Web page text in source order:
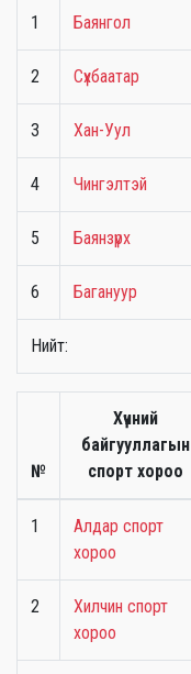
1 Баянгол
2 Сүхбаатар
3 Хан-Уул
4 Чингэлтэй
5 Баянзүрх
6 Багануур
Нийт:
№
Хүчний
байгууллагын
спорт хороо
1
Алдар спорт
хороо
2
Хилчин спорт
хороо